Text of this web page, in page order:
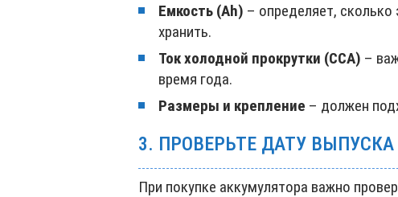
Емкость (Ah) – определяет,
хранить.
Ток холодной прокрутки (CCA) –
время года.
Размеры и крепление – должен
3. ПРОВЕРЬТЕ ДАТУ ВЫПУСКА
При покупке аккумулятора важно